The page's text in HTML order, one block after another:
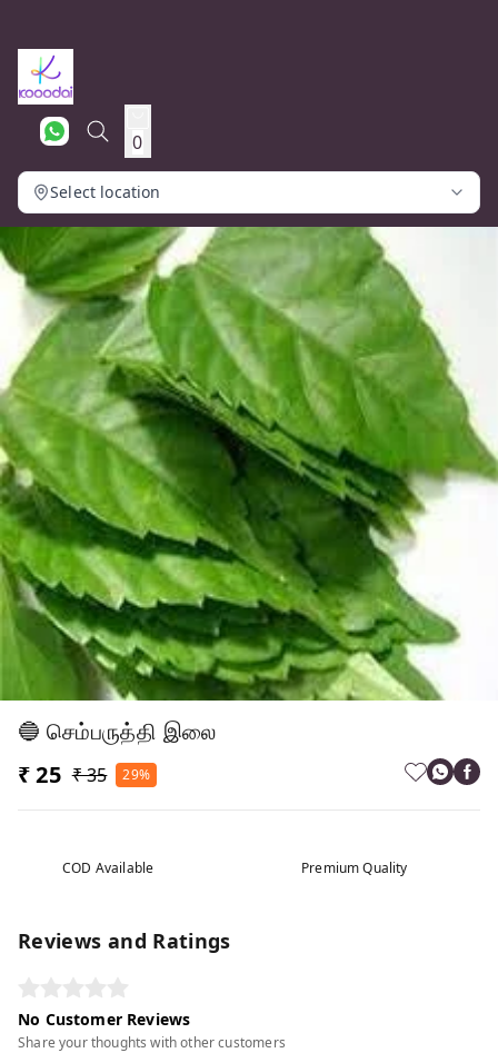
0
Select location
🔵 செம்பருத்தி இலை
₹ 25 ₹ 35 29%
COD Available Premium Quality
Reviews and Ratings
No Customer Reviews
Share your thoughts with other customers